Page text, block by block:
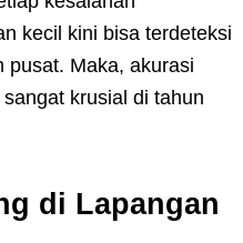
kecil kini bisa terdeteksi
pusat. Maka, akurasi
krusial di tahun
di Lapangan